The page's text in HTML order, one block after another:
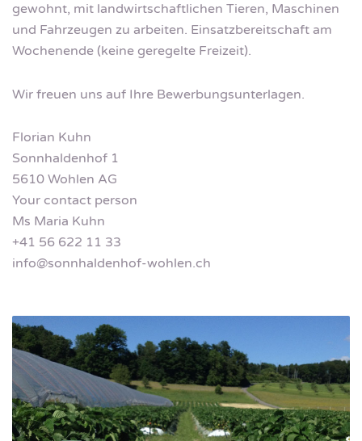
gewohnt, mit landwirtschaftlichen Tieren, Maschinen
und Fahrzeugen zu arbeiten. Einsatzbereitschaft am
Wochenende (keine geregelte Freizeit).
Wir freuen uns auf Ihre Bewerbungsunterlagen.
Florian Kuhn
Sonnhaldenhof 1
5610 Wohlen AG
Your contact person
Ms Maria Kuhn
+41 56 622 11 33
info@sonnhaldenhof-wohlen.ch